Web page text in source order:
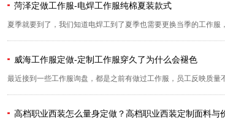
菏泽定做工作服-电焊工作服纯棉夏装款式
夏季就要到了，我们知道电焊工到了夏季也需要更换当季的工作
威海工作服定做-定制工作服穿久了为什么会褪色
最近接到一些工作服询盘，都是之前有做过工作服，员工反映质
高档职业西装怎么量身定做？高档职业西装定制面料与